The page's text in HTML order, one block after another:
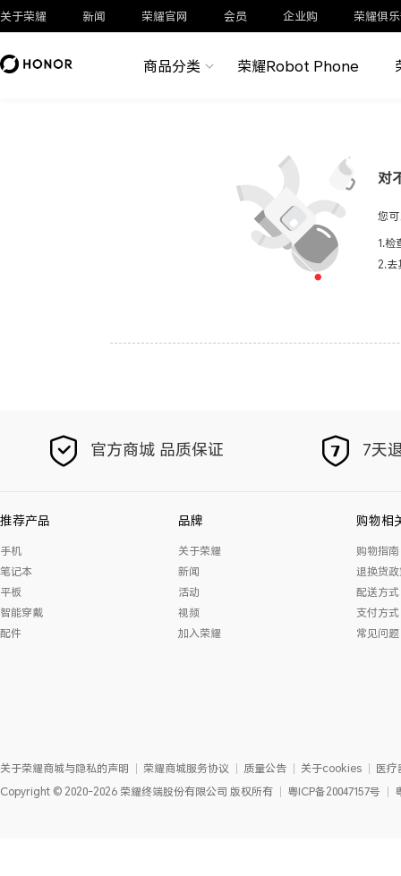
关于荣耀 新闻 荣耀官网 会员 企业购 荣耀俱
商品分类 荣耀Robot Phone
对
您
1.检
2.去
官方商城 品质保证 7天
推荐产品
手机
笔记本
平板
智能穿戴
配件
品牌
关于荣耀
新闻
活动
视频
加入荣耀
购物相
购物指南
退换货
配送方式
支付方式
常见问题
关于荣耀商城与隐私的声明 荣耀商城服务协议 质量公告 关于cookies
医疗
Copyright © 2020-2026 荣耀终端股份有限公司 版权所有 粤ICP备20047157号